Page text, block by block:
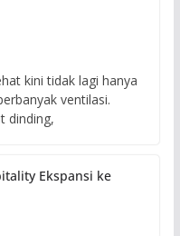
kini tidak lagi hanya
ventilasi.
dinding,
Ekspansi ke